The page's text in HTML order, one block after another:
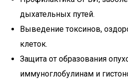
дыхательных путей.
Выведение токсинов,
клеток.
Защита от образования
иммуноглобулинам и